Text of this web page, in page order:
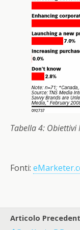
Tabella 4:
Fonti:
Articolo